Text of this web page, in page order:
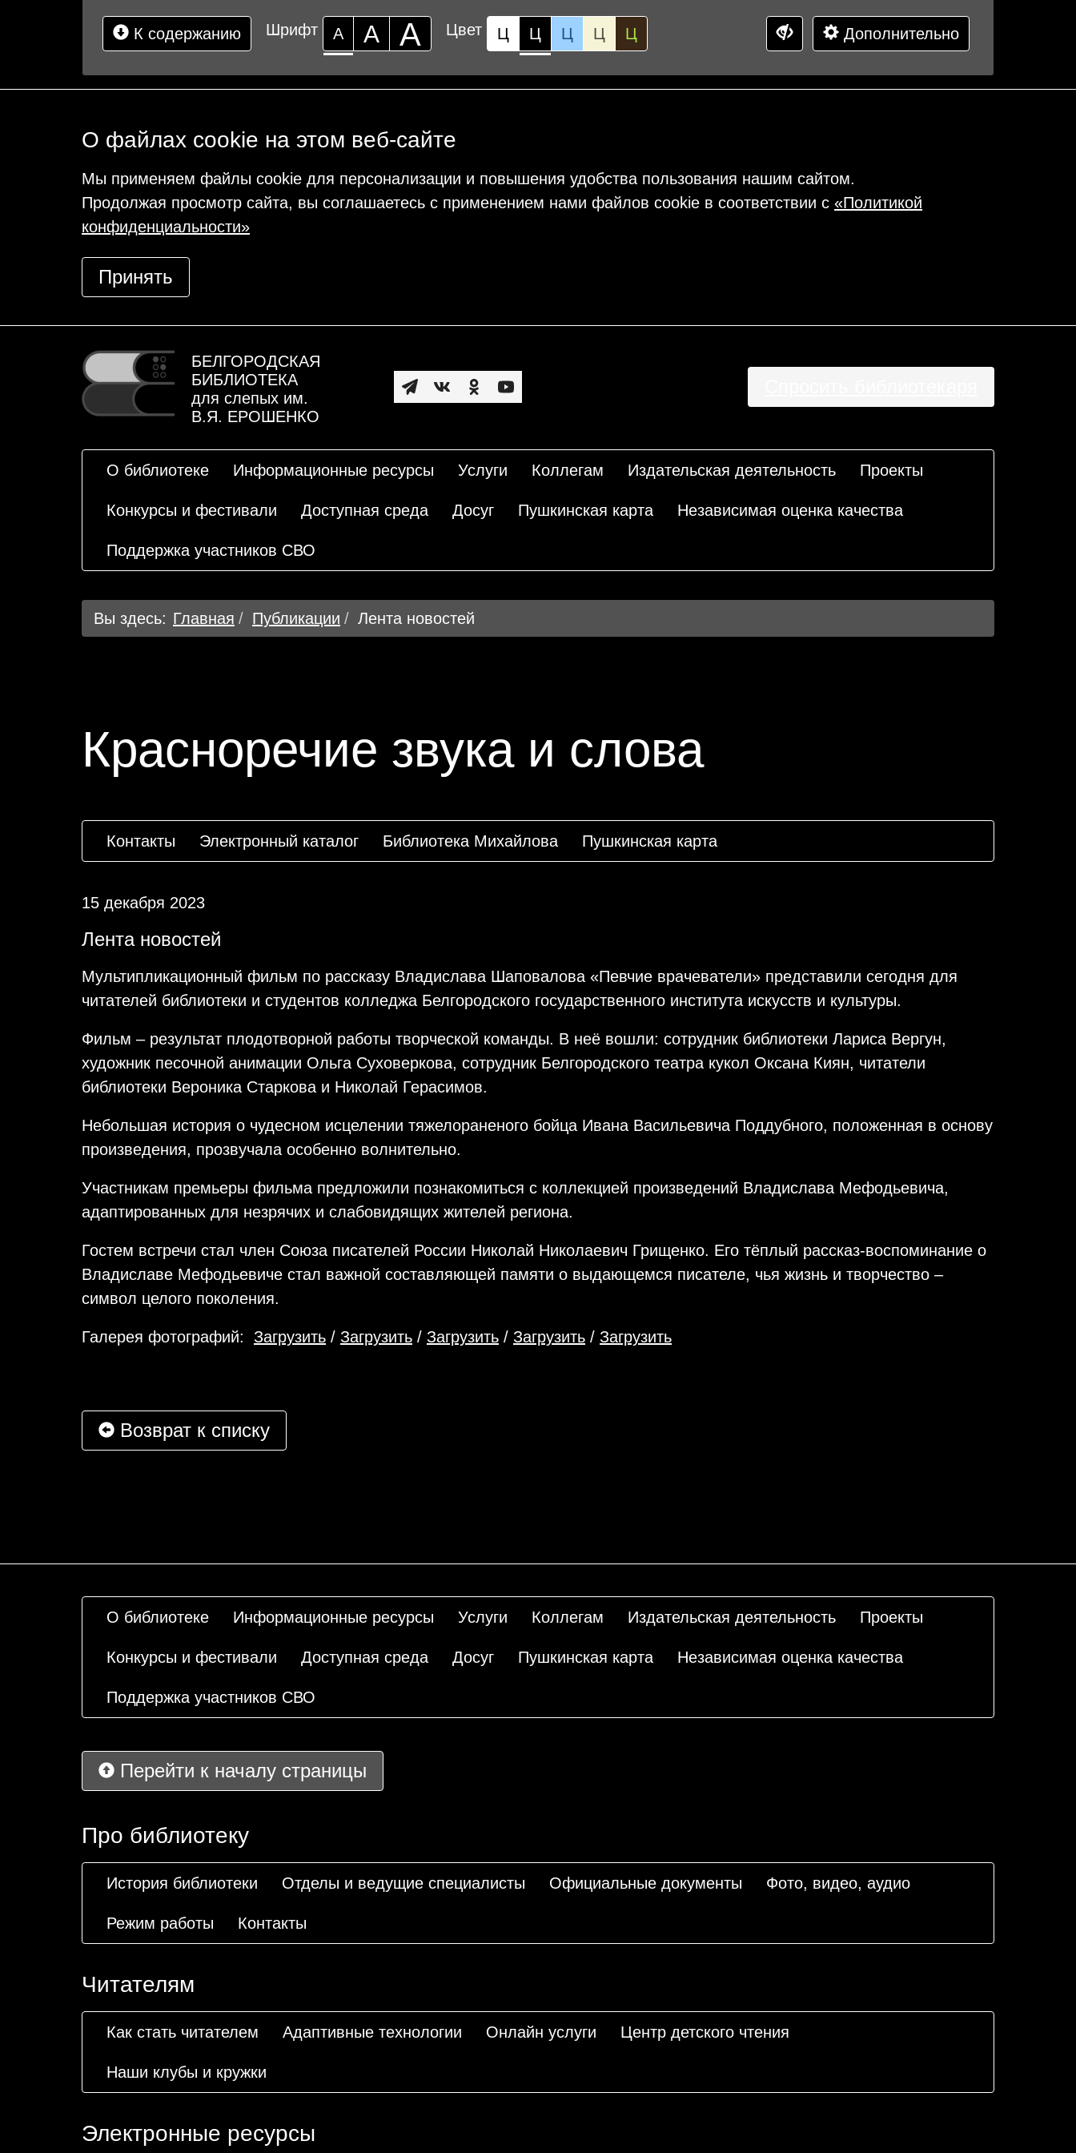
К содержанию Шрифт А А А Цвет Ц Ц Ц Ц Ц Дополнительно
О файлах cookie на этом веб-сайте
Мы применяем файлы cookie для персонализации и повышения удобства пользования нашим сайтом.
Продолжая просмотр сайта, вы соглашаетесь с применением нами файлов cookie в соответствии с «Политикой
конфиденциальности»
Принять
БЕЛГОРОДСКАЯ
БИБЛИОТЕКА
для слепых им.
В.Я. ЕРОШЕНКО
О библиотеке Информационные ресурсы Услуги Коллегам Издательская деятельность Проекты
Конкурсы и фестивали Доступная среда Досуг Пушкинская карта Независимая оценка качества
Поддержка участников СВО
Вы здесь: Главная Публикации Лента новостей
Красноречие звука и слова
Контакты Электронный каталог Библиотека Михайлова Пушкинская карта
15 декабря 2023
Лента новостей
Мультипликационный фильм по рассказу Владислава Шаповалова «Певчие врачеватели» представили сегодня для
читателей библиотеки и студентов колледжа Белгородского государственного института искусств и культуры.
Фильм – результат плодотворной работы творческой команды. В неё вошли: сотрудник библиотеки Лариса Вергун,
художник песочной анимации Ольга Суховеркова, сотрудник Белгородского театра кукол Оксана Киян, читатели
библиотеки Вероника Старкова и Николай Герасимов.
Небольшая история о чудесном исцелении тяжелораненого бойца Ивана Васильевича Поддубного, положенная в основу
произведения, прозвучала особенно волнительно.
Участникам премьеры фильма предложили познакомиться с коллекцией произведений Владислава Мефодьевича,
адаптированных для незрячих и слабовидящих жителей региона.
Гостем встречи стал член Союза писателей России Николай Николаевич Грищенко. Его тёплый рассказ-воспоминание о
Владиславе Мефодьевиче стал важной составляющей памяти о выдающемся писателе, чья жизнь и творчество –
символ целого поколения.
Галерея фотографий: Загрузить / Загрузить / Загрузить / Загрузить / Загрузить
Возврат к списку
О библиотеке Информационные ресурсы Услуги Коллегам Издательская деятельность Проекты
Конкурсы и фестивали Доступная среда Досуг Пушкинская карта Независимая оценка качества
Поддержка участников СВО
Перейти к началу страницы
Про библиотеку
История библиотеки Отделы и ведущие специалисты Официальные документы Фото, видео, аудио
Режим работы Контакты
Читателям
Как стать читателем Адаптивные технологии Онлайн услуги Центр детского чтения
Наши клубы и кружки
Электронные ресурсы